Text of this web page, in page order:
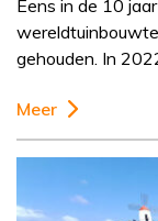
Eens in de 10
gehouden. In
Meer